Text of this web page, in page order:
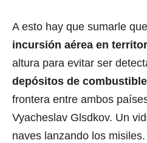
A esto hay que sumarle
incursión aérea en
altura para evitar ser
depósitos de
frontera entre ambos
Vyacheslav Glsdkov. Un
naves lanzando los